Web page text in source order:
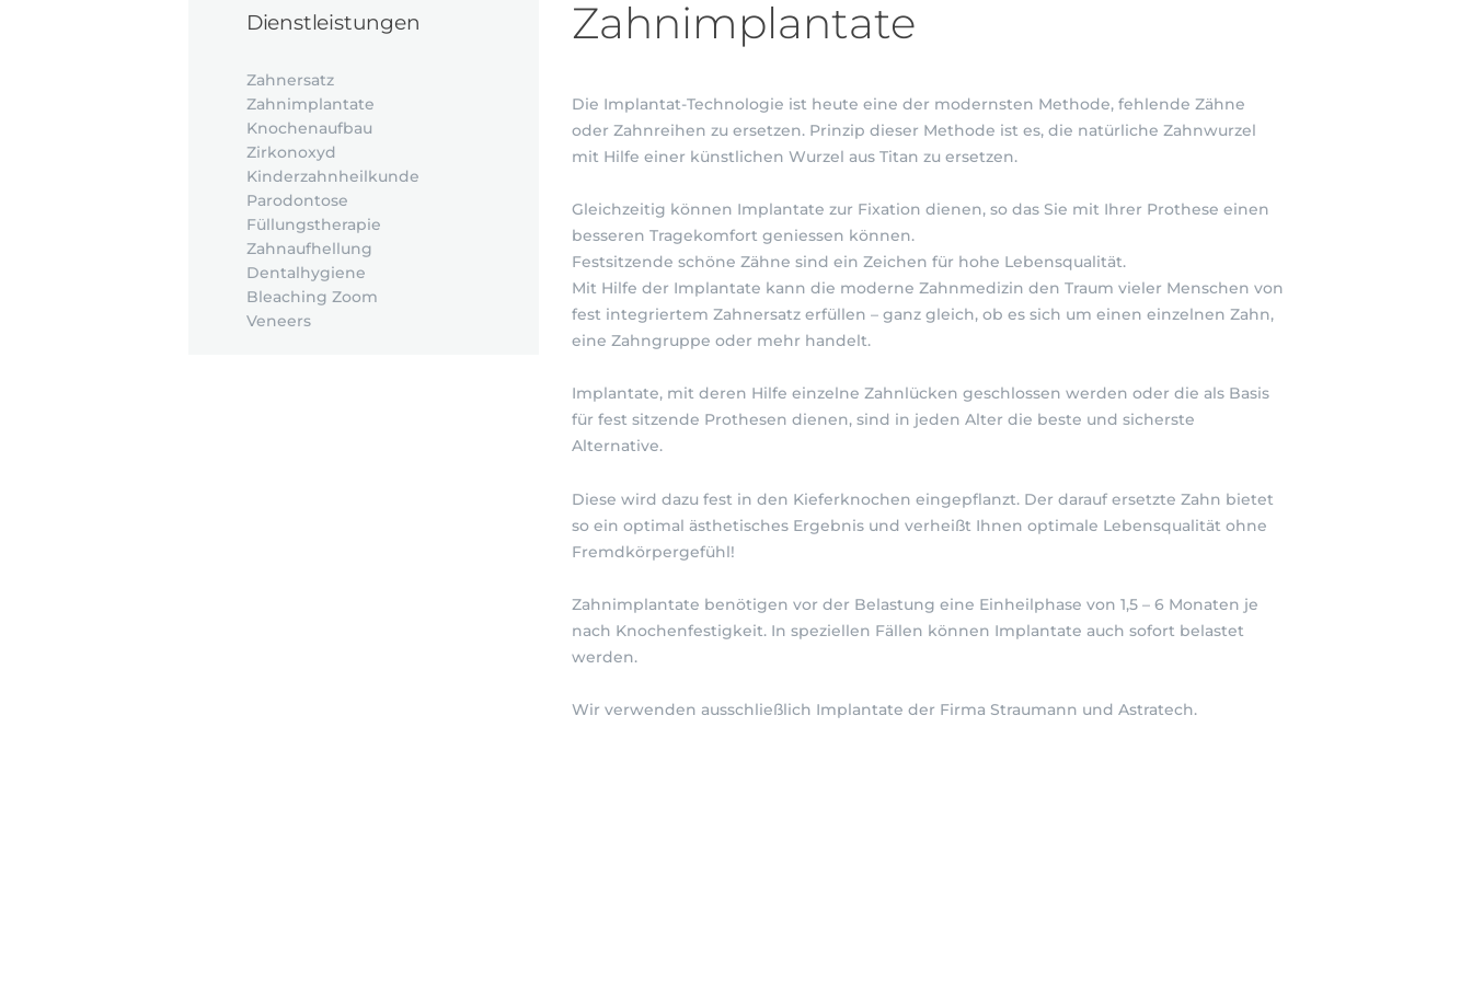
Zahnimplantate
Die Implantat-Technologie ist heute eine der modernsten Methode, fehlende Zähne
oder Zahnreihen zu ersetzen. Prinzip dieser Methode ist es, die natürliche Zahnwurzel
mit Hilfe einer künstlichen Wurzel aus Titan zu ersetzen.
Gleichzeitig können Implantate zur Fixation dienen, so das Sie mit Ihrer Prothese einen
besseren Tragekomfort geniessen können.
Festsitzende schöne Zähne sind ein Zeichen für hohe Lebensqualität.
Mit Hilfe der Implantate kann die moderne Zahnmedizin den Traum vieler Menschen von
fest integriertem Zahnersatz erfüllen – ganz gleich, ob es sich um einen einzelnen Zahn,
eine Zahngruppe oder mehr handelt.
Implantate, mit deren Hilfe einzelne Zahnlücken geschlossen werden oder die als Basis
für fest sitzende Prothesen dienen, sind in jeden Alter die beste und sicherste
Alternative.
Diese wird dazu fest in den Kieferknochen eingepflanzt. Der darauf ersetzte Zahn bietet
so ein optimal ästhetisches Ergebnis und verheißt Ihnen optimale Lebensqualität ohne
Fremdkörpergefühl!
Zahnimplantate benötigen vor der Belastung eine Einheilphase von 1,5 – 6 Monaten je
nach Knochenfestigkeit. In speziellen Fällen können Implantate auch sofort belastet
werden.
Wir verwenden ausschließlich Implantate der Firma Straumann und Astratech.
Dienstleistungen
Zahnersatz
Zahnimplantate
Knochenaufbau
Zirkonoxyd
Kinderzahnheilkunde
Parodontose
Füllungstherapie
Zahnaufhellung
Dentalhygiene
Bleaching Zoom
Veneers